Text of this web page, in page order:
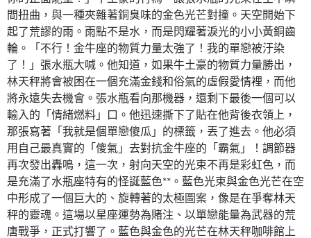
間扭曲，與一種夾雜著銅臭味的金色光芒對撞。天空開始下
起了荒謬的雨。雨點不是水，而是閃耀著淚光的小小黃銅齒
輪。「不行！金牛座的物質力量太強了！我的單戀被汙染
了！」張水瓶大喊。他知道，如果牛土豪的物質力量勝出，
林天秤將會被困在一個充滿金錢和俗氣的虛假愛情裡，而他
將永遠失去機會。張水瓶看向那機器，還剩下最後一個可以
輸入的「情緒燃料」口。他迅速撕下了貼在他背後衣領上，
那張寫著「我就是個單戀傻瓜」的標籤，丟了進去。他必須
用自己最真實的「傻氣」去對抗金牛座的「霸氣」！調節器
再次發出轟鳴，這一次，射向天空的光束不再是彩虹色，而
是充滿了水瓶座特有的怪誕藍色**。藍色光束與金色光芒在空
中形成了一個巨大的、旋轉著的太極圖案，像是在爭奪林天
秤的靈魂。這場以星座運勢為賭注、以單戀能量為武器的荒
唐戰爭，正式打響了。藍色與金色的光芒在林天秤咖啡館上